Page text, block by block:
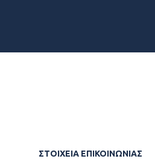
ΣΤΟΙΧΕΙΑ ΕΠΙΚΟΙΝΩΝΙΑΣ